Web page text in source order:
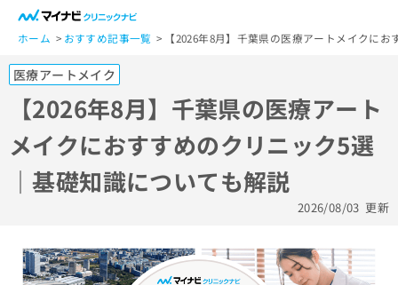
ホーム おすすめ記事一覧 【2026年8月】千葉県の医療アートメイクに
医療アートメイク
【2026年8月】千葉県の医療アート
メイクにおすすめのクリニック5選
｜基礎知識についても解説
2026/08/03 更新
一
般
ー
ザ
ー
の
方
は
こ
医